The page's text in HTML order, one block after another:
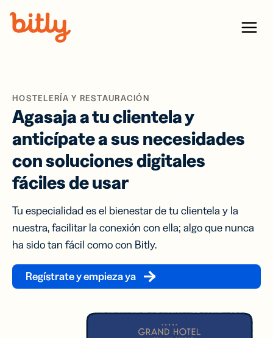
Menu
HOSTELERÍA Y RESTAURACIÓN
Agasaja a tu clientela y
anticípate a sus necesidades
con soluciones digitales
fáciles de usar
Tu especialidad es el bienestar de tu clientela y la
nuestra, facilitar la conexión con ella; algo que nunca
ha sido tan fácil como con Bitly.
Regístrate y empieza ya